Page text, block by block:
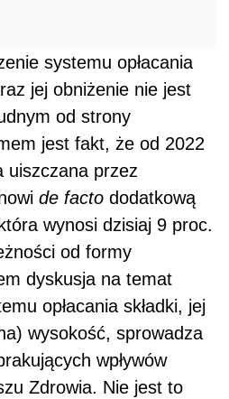
systemu opłacania
jej obniżenie nie jest
od strony
jest fakt, że od 2022
uiszczana przez
de facto dodatkową
wynosi dzisiaj 9 proc.
od formy
dyskusja na temat
opłacania składki, jej
wysokość, sprowadza
wpływów
Zdrowia. Nie jest to